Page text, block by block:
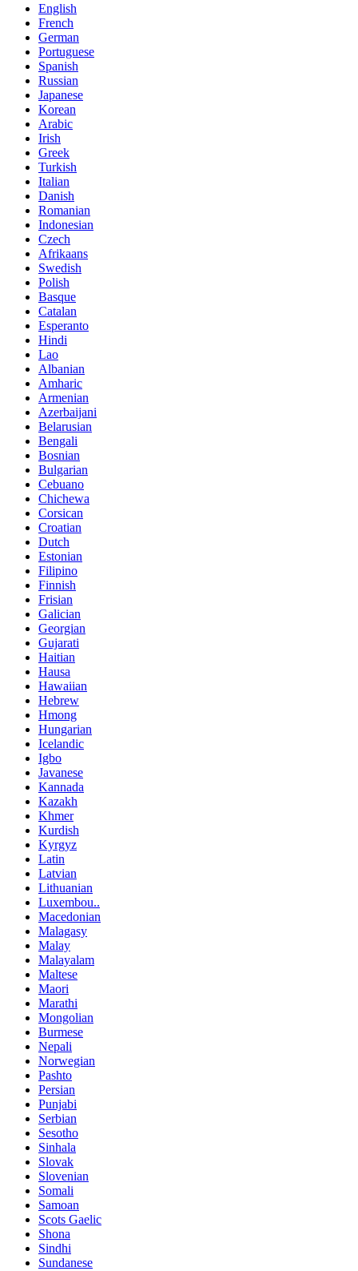
English
French
German
Portuguese
Spanish
Russian
Japanese
Korean
Arabic
Irish
Greek
Turkish
Italian
Danish
Romanian
Indonesian
Czech
Afrikaans
Swedish
Polish
Basque
Catalan
Esperanto
Hindi
Lao
Albanian
Amharic
Armenian
Azerbaijani
Belarusian
Bengali
Bosnian
Bulgarian
Cebuano
Chichewa
Corsican
Croatian
Dutch
Estonian
Filipino
Finnish
Frisian
Galician
Georgian
Gujarati
Haitian
Hausa
Hawaiian
Hebrew
Hmong
Hungarian
Icelandic
Igbo
Javanese
Kannada
Kazakh
Khmer
Kurdish
Kyrgyz
Latin
Latvian
Lithuanian
Luxembou..
Macedonian
Malagasy
Malay
Malayalam
Maltese
Maori
Marathi
Mongolian
Burmese
Nepali
Norwegian
Pashto
Persian
Punjabi
Serbian
Sesotho
Sinhala
Slovak
Slovenian
Somali
Samoan
Scots Gaelic
Shona
Sindhi
Sundanese